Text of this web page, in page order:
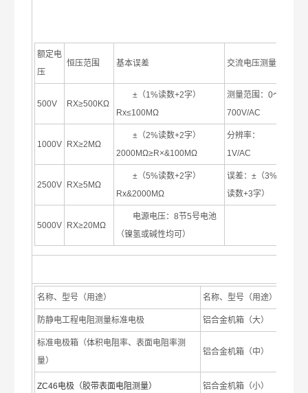
额定电
压
恒压范围 基本误差 交流电压测量
500V RX≥500KΩ
±（1%读数+2字）
Rx≤100MΩ
测量范围：0～
700V/AC
1000V RX≥2MΩ
±（2%读数+2字）
2000MΩ≥R×&100MΩ
分辨率：
1V/AC
2500V RX≥5MΩ
±（5%读数+2字）
Rx&2000MΩ
误差：±（3%
读数+3字）
5000V RX≥20MΩ
电源电压：8节5号电池
（镍氢或碱性均可）
名称、型号（用途） 名称、型号（用途）
防静电工程电阻测量标准电极 铝合金机箱（大）
标准电极箱（体积电阻率、表面电阻率测
量）
铝合金机箱（中）
ZC46电极（胶带表面电阻测量） 铝合金机箱（小）